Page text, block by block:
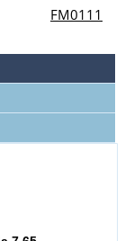
FM0111